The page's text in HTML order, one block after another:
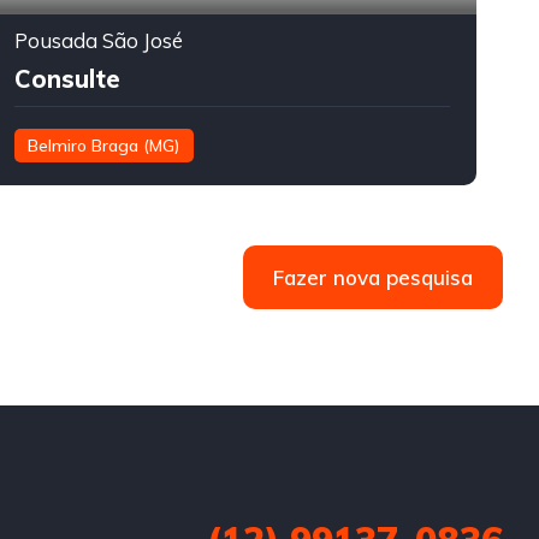
Pousada São José
Consulte
Belmiro Braga (MG)
Fazer nova pesquisa